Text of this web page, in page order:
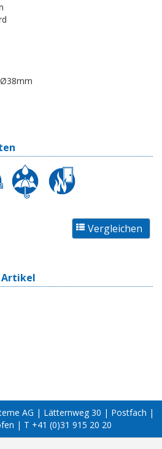
Artikel
AG | Lätternweg 30 | Postfach |
| T +41 (0)31 915 20 20